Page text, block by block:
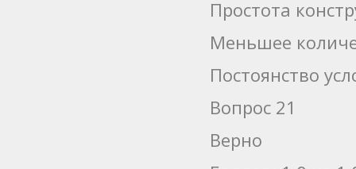
Простота
Меньшее
Постоянство
Вопрос 21
Верно